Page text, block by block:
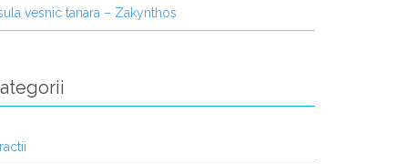
vesnic tanara – Zakynthos